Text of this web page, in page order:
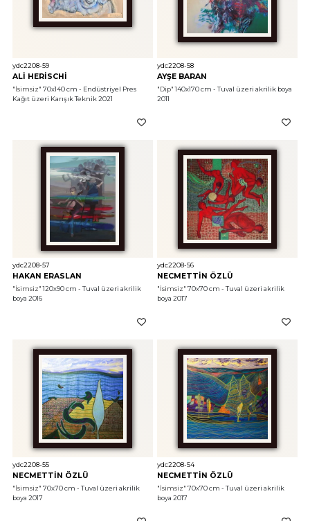
ydc2208-59
ALİ HERİSCHİ
"İsimsiz" 70x140 cm - Endüstriyel Pres
Kağıt üzeri Karışık Teknik 2021
ydc2208-58
AYŞE BARAN
"Dip" 140x170 cm - Tuval üzeri akrilik boya
2011
ydc2208-57
HAKAN ERASLAN
"İsimsiz" 120x90 cm - Tuval üzeri akrilik
boya 2016
ydc2208-56
NECMETTİN ÖZLÜ
"İsimsiz" 70x70 cm - Tuval üzeri akrilik
boya 2017
ydc2208-55
NECMETTİN ÖZLÜ
"İsimsiz" 70x70 cm - Tuval üzeri akrilik
boya 2017
ydc2208-54
NECMETTİN ÖZLÜ
"İsimsiz" 70x70 cm - Tuval üzeri akrilik
boya 2017